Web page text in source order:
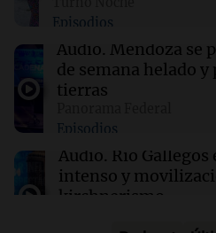
extranjeros
00:05 Clima
Clima en CABA: cómo
Episodios
Audio. Mendoza se
de semana helado
tierras
Episodios
Audio. Río
intenso y
kirchnerismo